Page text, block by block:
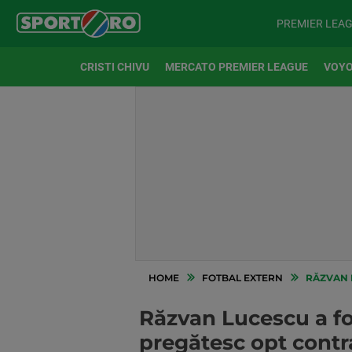
PREMIER
CRISTI CHIVU MERCATO PREMIER LEAGUE
HOME FOTBAL EXTERN RĂZVAN
Răzvan Lucescu a
pregătesc opt